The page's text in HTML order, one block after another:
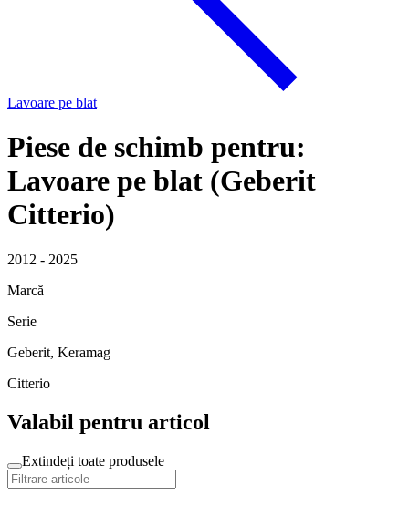
Lavoare pe blat
Piese de schimb pentru:
Lavoare pe blat (Geberit
Citterio)
2012 - 2025
Marcă
Serie
Geberit, Keramag
Citterio
Valabil pentru articol
Extindeți toate produsele